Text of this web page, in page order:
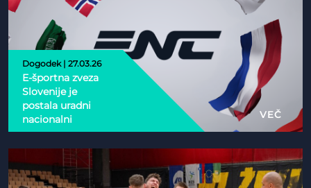
Dogodek | 27.03.26
E-športna zveza
Slovenije je
postala uradni
nacionalni
partner Esports
Nations Cup 2026
VEČ